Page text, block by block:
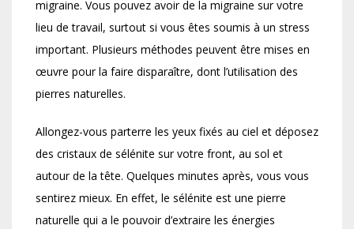
migraine. Vous pouvez avoir de la migraine sur votre
lieu de travail, surtout si vous êtes soumis à un stress
important. Plusieurs méthodes peuvent être mises en
œuvre pour la faire disparaître, dont l’utilisation des
pierres naturelles.
Allongez-vous parterre les yeux fixés au ciel et déposez
des cristaux de sélénite sur votre front, au sol et
autour de la tête. Quelques minutes après, vous vous
sentirez mieux. En effet, le sélénite est une pierre
naturelle qui a le pouvoir d’extraire les énergies